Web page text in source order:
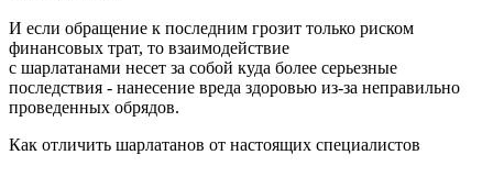
И если обращение к последним грозит только риском
финансовых трат, то взаимодействие
с шарлатанами несет за собой куда более серьезные
последствия - нанесение вреда здоровью из-за неправильно
проведенных обрядов.
Как отличить шарлатанов от настоящих специалистов